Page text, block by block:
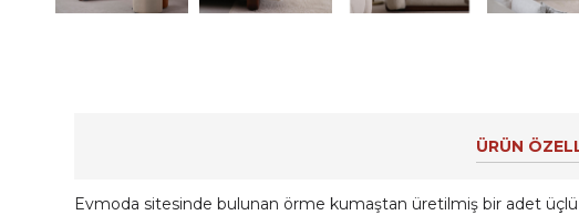
ÜRÜN
Evmoda sitesinde bulunan örme kumaştan üretilmiş bir adet